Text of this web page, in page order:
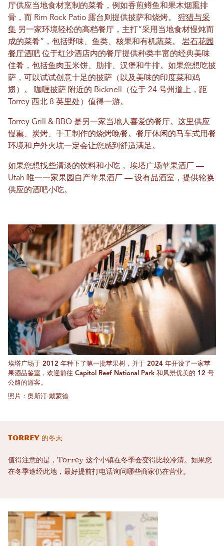
厅供应当地食材烹制的菜肴，例如香煎鳟鱼和果木烟熏排
骨，而 Rim Rock Patio 露台则提供披萨和烧烤。 狩猎与采
集 另一家环境轻松的高档餐厅，主打“采用当地食材慢炖而
成的菜肴”，包括野味、鱼类、核果和有机蔬菜。 岩石花园
餐厅酒吧 位于红沙酒店内的餐厅提供种类丰富的经典美味
佳肴，包括鱼肉玉米饼、肋排、汉堡和牛排。如果您想吃披
萨，可以试试创意十足的披萨（以及美味的印度菜和鸡
翅）。 咖喱披萨 附近的 Bicknell（位于 24 号州道上，距
Torrey 西北 8 英里处）值得一游。
Torrey Grill & BBQ 是另一家当地人喜爱的餐厅。这里供应
慢熏、炭烤、手工制作的烧烤晚餐。餐厅休闲的马车式用餐
环境和户外火坑一定会让您感到舒适满足。
如果您想找些清淡的饮料和小吃， 埃塔广场苹果酒厂
—
Utah 唯一一家果园自产苹果酒厂 — 设有品酒室，提供轮换
供应的酒吧小吃。
埃塔广场于 2012 年种下了第一批苹果树，并于 2024 年开设了一家苹
果酒品鉴室，欢迎前往 Capitol Reef National Park 和风景优美的 12 号
公路的游客。
照片：奥斯汀·戴蒙德
Torrey 的冬天
值得注意的是，Torrey 这个小镇在冬季会变得比较冷清。如果您
在冬季途经此地，最好提前打电话询问哪些商家仍在营业。